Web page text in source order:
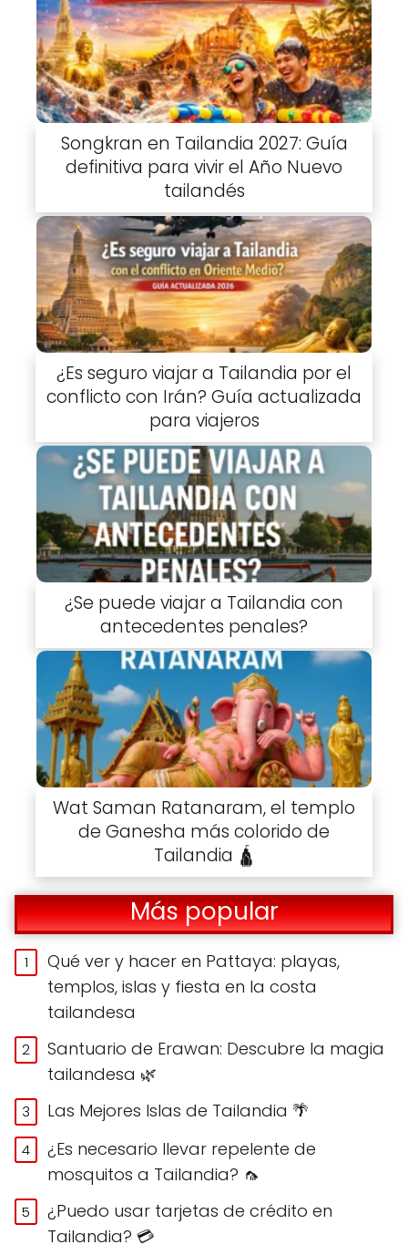
Songkran en Tailandia 2027: Guía
definitiva para vivir el Año Nuevo
tailandés
¿Es seguro viajar a Tailandia por el
conflicto con Irán? Guía actualizada
para viajeros
¿Se puede viajar a Tailandia con
antecedentes penales?
Wat Saman Ratanaram, el templo
de Ganesha más colorido de
Tailandia 🛕
Más popular
Qué ver y hacer en Pattaya: playas,
templos, islas y fiesta en la costa
tailandesa
Santuario de Erawan: Descubre la magia
tailandesa 🌿
Las Mejores Islas de Tailandia 🌴
¿Es necesario llevar repelente de
mosquitos a Tailandia? 🦟
¿Puedo usar tarjetas de crédito en
Tailandia? 💳